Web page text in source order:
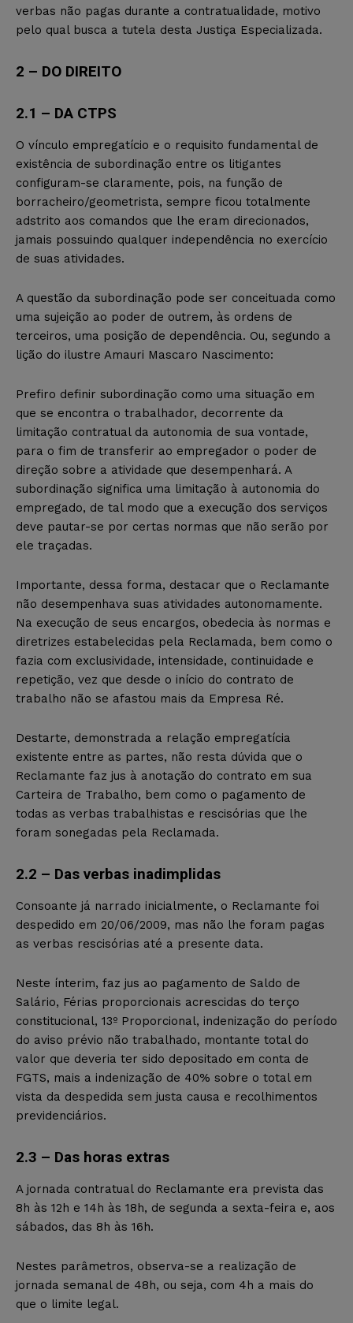
verbas não pagas durante a contratualidade, motivo
pelo qual busca a tutela desta Justiça Especializada.
2 – DO DIREITO
2.1 – DA CTPS
O vínculo empregatício e o requisito fundamental de
existência de subordinação entre os litigantes
configuram-se claramente, pois, na função de
borracheiro/geometrista, sempre ficou totalmente
adstrito aos comandos que lhe eram direcionados,
jamais possuindo qualquer independência no exercício
de suas atividades.
A questão da subordinação pode ser conceituada como
uma sujeição ao poder de outrem, às ordens de
terceiros, uma posição de dependência. Ou, segundo a
lição do ilustre Amauri Mascaro Nascimento:
Prefiro definir subordinação como uma situação em
que se encontra o trabalhador, decorrente da
limitação contratual da autonomia de sua vontade,
para o fim de transferir ao empregador o poder de
direção sobre a atividade que desempenhará. A
subordinação significa uma limitação à autonomia do
empregado, de tal modo que a execução dos serviços
deve pautar-se por certas normas que não serão por
ele traçadas.
Importante, dessa forma, destacar que o Reclamante
não desempenhava suas atividades autonomamente.
Na execução de seus encargos, obedecia às normas e
diretrizes estabelecidas pela Reclamada, bem como o
fazia com exclusividade, intensidade, continuidade e
repetição, vez que desde o início do contrato de
trabalho não se afastou mais da Empresa Ré.
Destarte, demonstrada a relação empregatícia
existente entre as partes, não resta dúvida que o
Reclamante faz jus à anotação do contrato em sua
Carteira de Trabalho, bem como o pagamento de
todas as verbas trabalhistas e rescisórias que lhe
foram sonegadas pela Reclamada.
2.2 – Das verbas inadimplidas
Consoante já narrado inicialmente, o Reclamante foi
despedido em 20/06/2009, mas não lhe foram pagas
as verbas rescisórias até a presente data.
Neste ínterim, faz jus ao pagamento de Saldo de
Salário, Férias proporcionais acrescidas do terço
constitucional, 13º Proporcional, indenização do período
do aviso prévio não trabalhado, montante total do
valor que deveria ter sido depositado em conta de
FGTS, mais a indenização de 40% sobre o total em
vista da despedida sem justa causa e recolhimentos
previdenciários.
2.3 – Das horas extras
A jornada contratual do Reclamante era prevista das
8h às 12h e 14h às 18h, de segunda a sexta-feira e, aos
sábados, das 8h às 16h.
Nestes parâmetros, observa-se a realização de
jornada semanal de 48h, ou seja, com 4h a mais do
que o limite legal.